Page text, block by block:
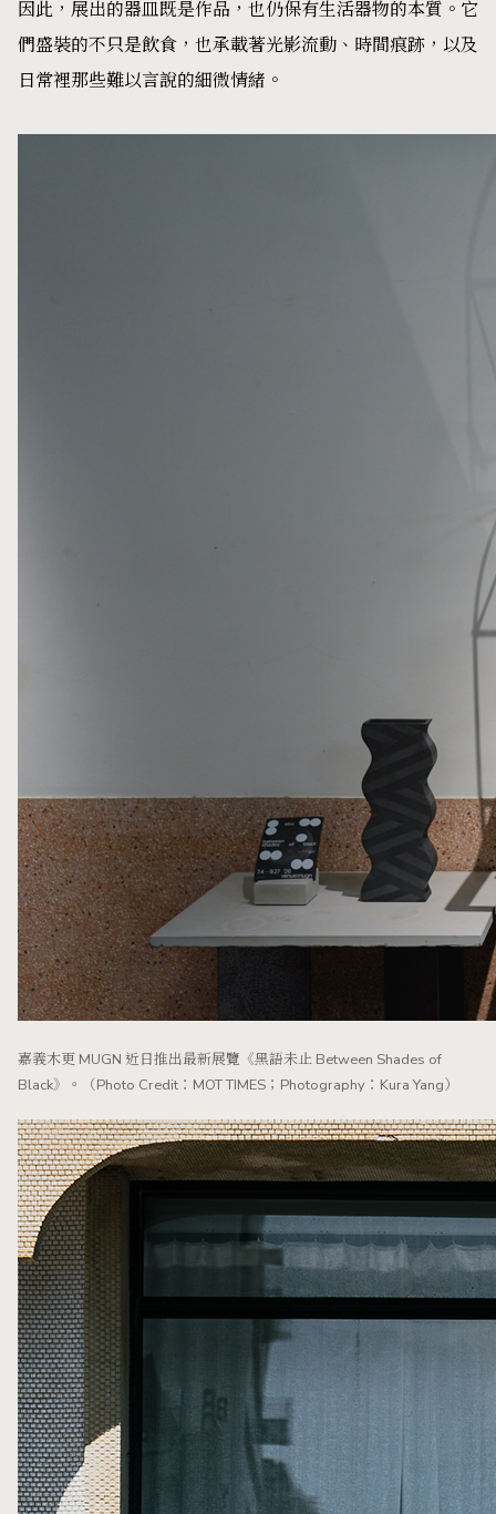
因此，展出的器皿既是作品，也仍保有生活器物的本質。它
們盛裝的不只是飲食，也承載著光影流動、時間痕跡，以及
日常裡那些難以言說的細微情緒。
嘉義木更 MUGN 近日推出最新展覽《黑語未止 Between Shades of
Black》。（Photo Credit：MOT TIMES；Photography：Kura Yang）